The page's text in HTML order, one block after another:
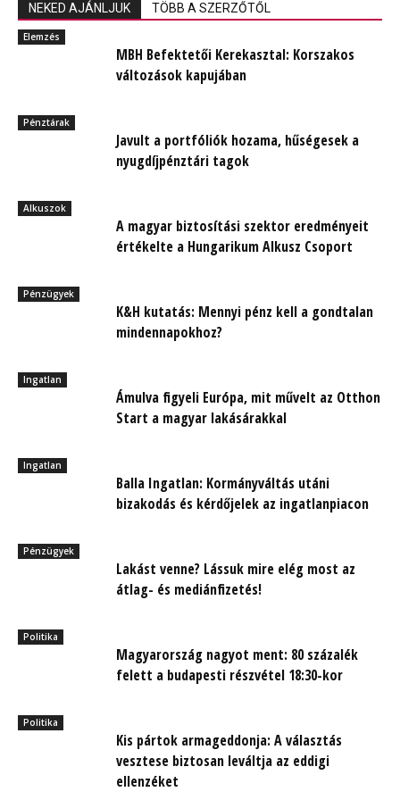
NEKED AJÁNLJUK TÖBB A SZERZŐTŐL
Elemzés
MBH Befektetői Kerekasztal: Korszakos
változások kapujában
Pénztárak
Javult a portfóliók hozama, hűségesek a
nyugdíjpénztári tagok
Alkuszok
A magyar biztosítási szektor eredményeit
értékelte a Hungarikum Alkusz Csoport
Pénzügyek
K&H kutatás: Mennyi pénz kell a gondtalan
mindennapokhoz?
Ingatlan
Ámulva figyeli Európa, mit művelt az Otthon
Start a magyar lakásárakkal
Ingatlan
Balla Ingatlan: Kormányváltás utáni
bizakodás és kérdőjelek az ingatlanpiacon
Pénzügyek
Lakást venne? Lássuk mire elég most az
átlag- és mediánfizetés!
Politika
Magyarország nagyot ment: 80 százalék
felett a budapesti részvétel 18:30-kor
Politika
Kis pártok armageddonja: A választás
vesztese biztosan leváltja az eddigi
ellenzéket